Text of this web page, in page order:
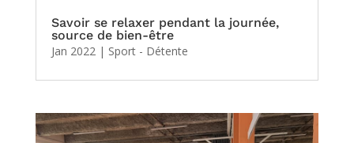
Savoir se relaxer pendant la journée,
source de bien-être
Jan 2022 | Sport - Détente